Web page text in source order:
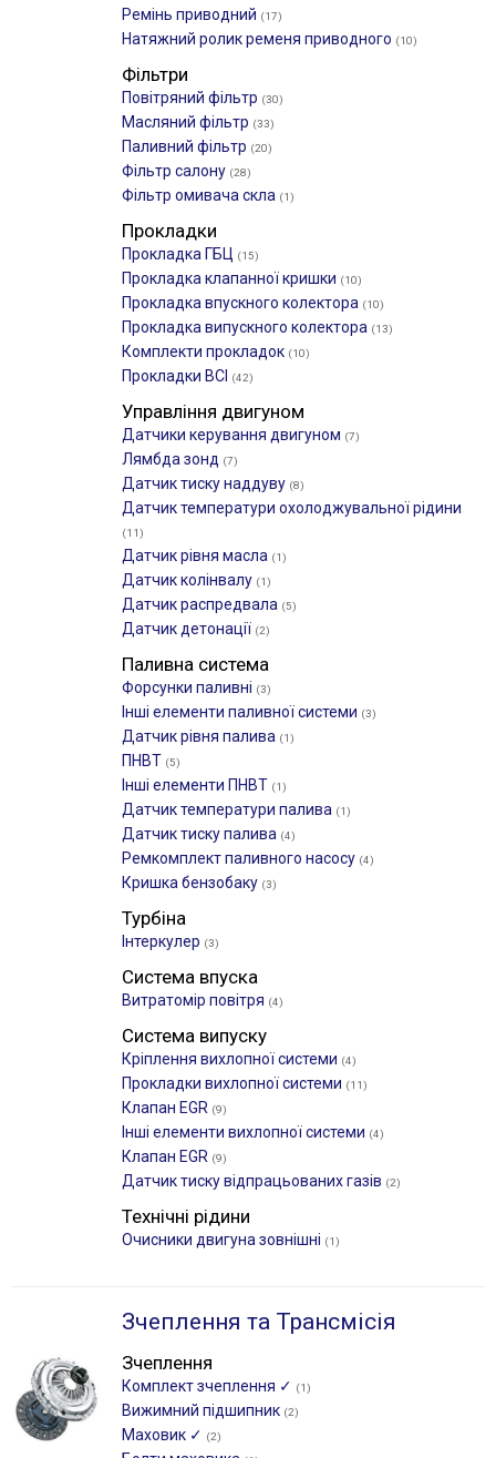
Ремінь приводний (17)
Натяжний ролик ременя приводного (10)
Фільтри
Повітряний фільтр (30)
Масляний фільтр (33)
Паливний фільтр (20)
Фільтр салону (28)
Фільтр омивача скла (1)
Прокладки
Прокладка ГБЦ (15)
Прокладка клапанної кришки (10)
Прокладка впускного колектора (10)
Прокладка випускного колектора (13)
Комплекти прокладок (10)
Прокладки ВСІ (42)
Управління двигуном
Датчики керування двигуном (7)
Лямбда зонд (7)
Датчик тиску наддуву (8)
Датчик температури охолоджувальної рідини
(11)
Датчик рівня масла (1)
Датчик колінвалу (1)
Датчик распредвала (5)
Датчик детонації (2)
Паливна система
Форсунки паливні (3)
Інші елементи паливної системи (3)
Датчик рівня палива (1)
ПНВТ (5)
Інші елементи ПНВТ (1)
Датчик температури палива (1)
Датчик тиску палива (4)
Ремкомплект паливного насосу (4)
Кришка бензобаку (3)
Турбіна
Інтеркулер (3)
Система впуска
Витратомір повітря (4)
Система випуску
Кріплення вихлопної системи (4)
Прокладки вихлопної системи (11)
Клапан EGR (9)
Інші елементи вихлопної системи (4)
Клапан EGR (9)
Датчик тиску відпрацьованих газів (2)
Технічні рідини
Очисники двигуна зовнішні (1)
Зчеплення та Трансмісія
Зчеплення
Комплект зчеплення ✓ (1)
Вижимний підшипник (2)
Маховик ✓ (2)